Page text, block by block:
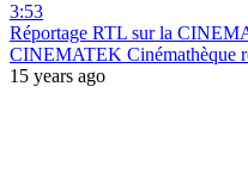
3:53
Réportage RTL sur la
CINEMATEK Cinémathèque
15 years ago